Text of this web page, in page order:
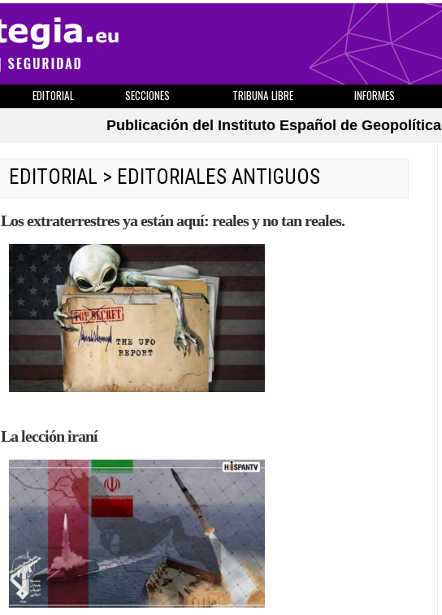
EDITORIAL SECCIONES TRIBUNA LIBRE INFORMES
Publicación del Instituto Español de Geopolítica
EDITORIAL > EDITORIALES ANTIGUOS
Los extraterrestres ya están aquí: reales y no tan reales.
La lección iraní